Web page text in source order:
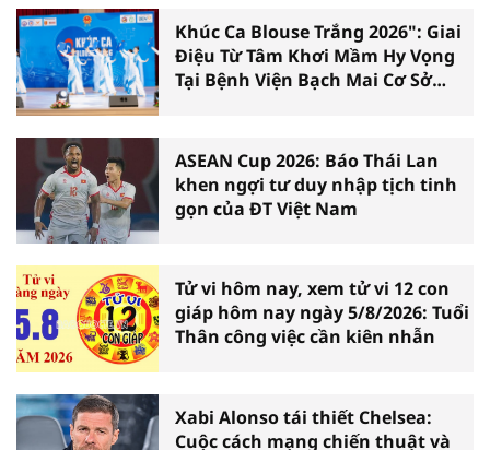
Khúc Ca Blouse Trắng 2026": Giai
Điệu Từ Tâm Khơi Mầm Hy Vọng
Tại Bệnh Viện Bạch Mai Cơ Sở
ASEAN Cup 2026: Báo Thái Lan
khen ngợi tư duy nhập tịch tinh
gọn của ĐT Việt Nam
Tử vi hôm nay, xem tử vi 12 con
giáp hôm nay ngày 5/8/2026: Tuổi
Thân công việc cần kiên nhẫn
Xabi Alonso tái thiết Chelsea:
Cuộc cách mạng chiến thuật và